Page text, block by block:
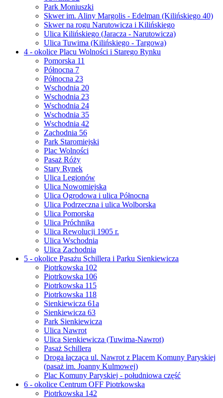
Park Moniuszki
Skwer im. Aliny Margolis - Edelman (Kilińskiego 40)
Skwer na rogu Narutowicza i Kilińskiego
Ulica Kilińskiego (Jaracza - Narutowicza)
Ulica Tuwima (Kilińskiego - Targowa)
4 - okolice Placu Wolności i Starego Rynku
Pomorska 11
Północna 7
Północna 23
Wschodnia 20
Wschodnia 23
Wschodnia 24
Wschodnia 35
Wschodnia 42
Zachodnia 56
Park Staromiejski
Plac Wolności
Pasaż Róży
Stary Rynek
Ulica Legionów
Ulica Nowomiejska
Ulica Ogrodowa i ulica Północna
Ulica Podrzeczna i ulica Wolborska
Ulica Pomorska
Ulica Próchnika
Ulica Rewolucji 1905 r.
Ulica Wschodnia
Ulica Zachodnia
5 - okolice Pasażu Schillera i Parku Sienkiewicza
Piotrkowska 102
Piotrkowska 106
Piotrkowska 115
Piotrkowska 118
Sienkiewicza 61a
Sienkiewicza 63
Park Sienkiewicza
Ulica Nawrot
Ulica Sienkiewicza (Tuwima-Nawrot)
Pasaż Schillera
Droga łącząca ul. Nawrot z Placem Komuny Paryskiej
(pasaż im. Joanny Kulmowej)
Plac Komuny Paryskiej - południowa część
6 - okolice Centrum OFF Piotrkowska
Piotrkowska 142